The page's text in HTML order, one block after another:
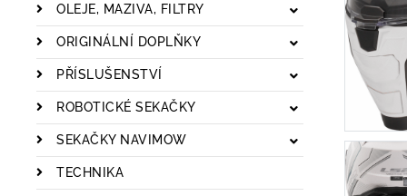
OLEJE, MAZIVA, FILTRY
ORIGINÁLNÍ DOPLŇKY
PŘÍSLUŠENSTVÍ
ROBOTICKÉ SEKAČKY
SEKAČKY NAVIMOW
TECHNIKA